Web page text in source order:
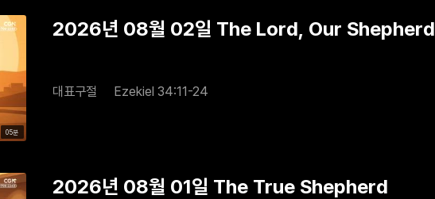
05분
2026년 08월 02일 The Lord, Our Shepherd
대표구절 Ezekiel 34:11-24
2026년 08월 01일 The True Shepherd